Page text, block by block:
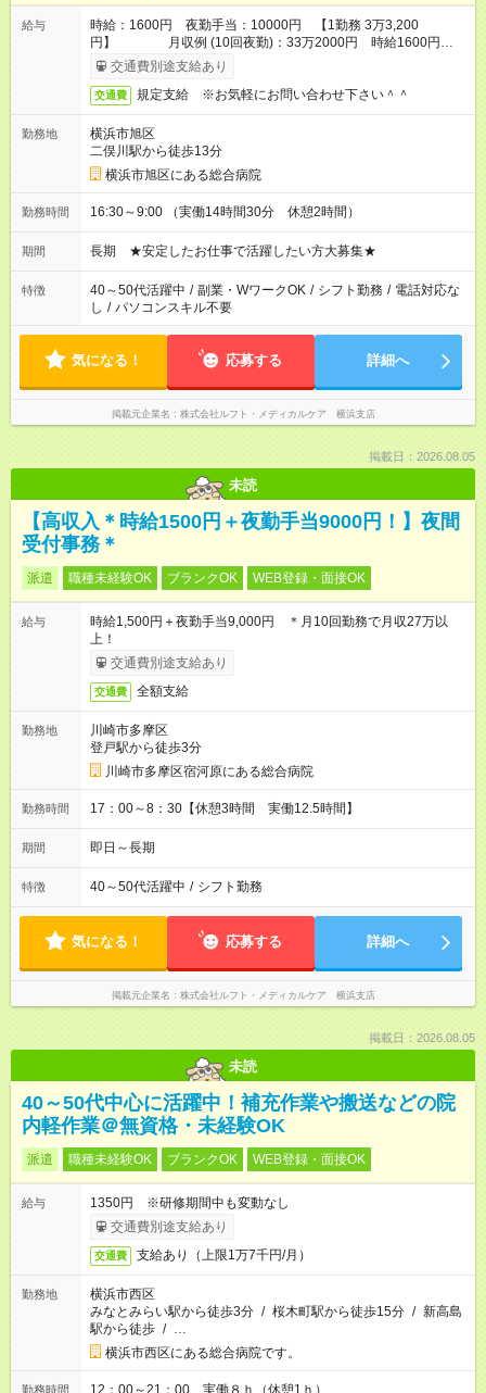
給与
時給：1600円 夜勤手当：10000円 【1勤務 3万3,200
円】 月収例 (10回夜勤)：33万2000円 時給1600円
×14.5時間＋夜勤手当10000円×夜勤10回】
交通費別途支給あり
交通費 規定支給 ※お気軽にお問い合わせ下さい＾＾
勤務地
横浜市旭区
二俣川駅から徒歩13分
横浜市旭区にある総合病院
勤務時間 16:30～9:00 （実働14時間30分 休憩2時間）
期間 長期 ★安定したお仕事で活躍したい方大募集★
特徴 40～50代活躍中 / 副業・WワークOK / シフト勤務 / 電話対応な
し / パソコンスキル不要
気になる！ 応募する 詳細へ
掲載元企業名 株式会社ルフト・メディカルケア 横浜支店
掲載日：2026.08.05
未読
【高収入＊時給1500円＋夜勤手当9000円！】夜間
受付事務＊
派遣 職種未経験OK ブランクOK WEB登録・面接OK
給与
時給1,500円＋夜勤手当9,000円 ＊月10回勤務で月収27万以
上！
交通費別途支給あり
交通費 全額支給
勤務地
川崎市多摩区
登戸駅から徒歩3分
川崎市多摩区宿河原にある総合病院
勤務時間 17：00～8：30【休憩3時間 実働12.5時間】
期間 即日～長期
特徴 40～50代活躍中 / シフト勤務
気になる！ 応募する 詳細へ
掲載元企業名 株式会社ルフト・メディカルケア 横浜支店
掲載日：2026.08.05
未読
40～50代中心に活躍中！補充作業や搬送などの院
内軽作業＠無資格・未経験OK
派遣 職種未経験OK ブランクOK WEB登録・面接OK
給与
1350円 ※研修期間中も変動なし
交通費別途支給あり
交通費 支給あり（上限1万7千円/月）
勤務地
横浜市西区
みなとみらい駅から徒歩3分 / 桜木町駅から徒歩15分 / 新高島
駅から徒歩 / …
横浜市西区にある総合病院です。
勤務時間 12：00～21：00 実働８ｈ（休憩1ｈ）